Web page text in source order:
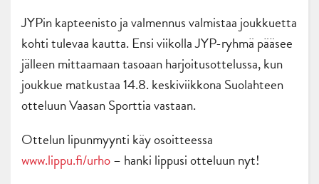
JYPin kapteenisto ja valmennus valmistaa joukkuetta
kohti tulevaa kautta. Ensi viikolla JYP-ryhmä pääsee
jälleen mittaamaan tasoaan harjoitusottelussa, kun
joukkue matkustaa 14.8. keskiviikkona Suolahteen
otteluun Vaasan Sporttia vastaan.
Ottelun lipunmyynti käy osoitteessa
www.lippu.fi/urho– hanki lippusi otteluun nyt!